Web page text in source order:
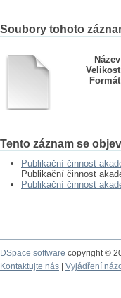
Soubory tohoto
Tento záznam se
Publikační činnost
Publikační činnost
Publikační činnost
DSpace software copyright ©
Kontaktujte nás
Vyjádření